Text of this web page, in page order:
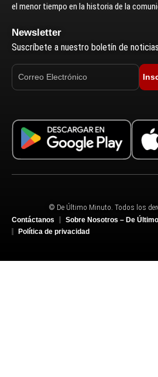
el menor tiempo en la historia de la
Newsletter
Suscríbete a nuestro boletín de
© De Último Minuto. Todos los
Contáctanos
Sobre Nosotros – De
Política de privacidad